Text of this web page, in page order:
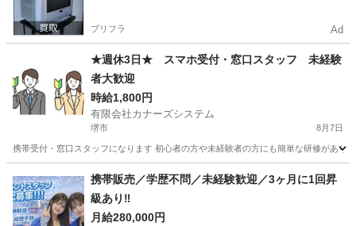
プリフラ Ad
★週休3日★ スマホ受付・窓口スタッフ 未経験
者大歓迎
時給1,800円
有限会社カナーズシステム
堺市 8月7日
携帯受付・窓口スタッフになります 初心者の方や未経験者の方にも簡単な研修があ
携帯ショップ スタッフ
携帯販売／学歴不問／未経験歓迎／3ヶ月に1回昇
級あり‼️
月給280,000円